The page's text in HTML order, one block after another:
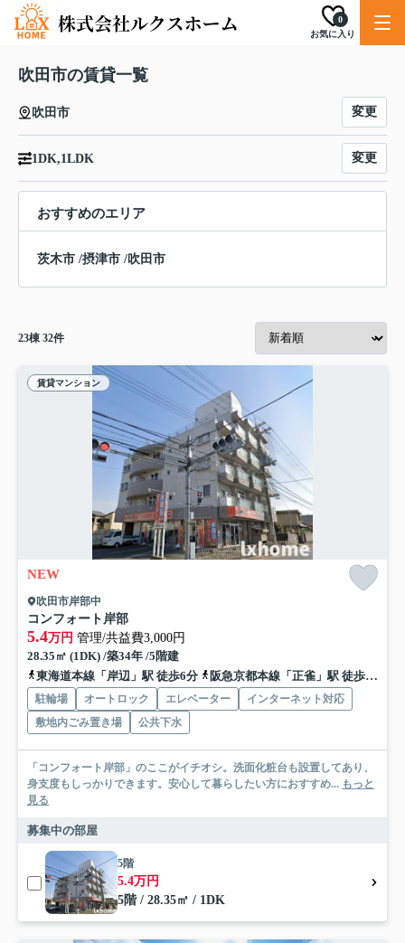
お気に入り
0
吹田市の賃貸一覧
吹田市 変更
1DK,1LDK 変更
おすすめのエリア
茨木市 /摂津市 /吹田市
23棟 32件
賃貸マンション
NEW
吹田市岸部中
コンフォート岸部
5.4万円 管理/共益費3,000円
28.35㎡ (1DK) /築34年 /5階建
東海道本線「岸辺」駅 徒歩6分
阪急京都本線「正雀」駅 徒歩21分
駐輪場 オートロック エレベーター
インターネット対応
敷地内ごみ置き場
公共下水
「コンフォート岸部」のここがイチオシ。洗面化粧台も設置してあり、
身支度もしっかりできます。安心して暮らしたい方におすすめ... もっと
見る
募集中の部屋
5階
5.4万円
5階 / 28.35㎡ / 1DK